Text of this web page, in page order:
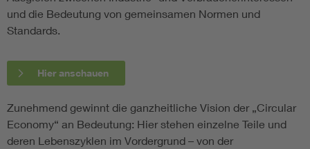
und die Bedeutung von gemeinsamen Normen und
Standards.
Hier anschauen
Zunehmend gewinnt die ganzheitliche Vision der „Circular
Economy“ an Bedeutung: Hier stehen einzelne Teile und
deren Lebenszyklen im Vordergrund – von der